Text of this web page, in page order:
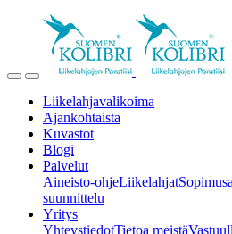
Liikelahjavalikoima
Ajankohtaista
Kuvastot
Blogi
Palvelut
Aineisto-ohjeLiikelahjat
suunnittelu
Yritys
YhteystiedotTietoa meistä